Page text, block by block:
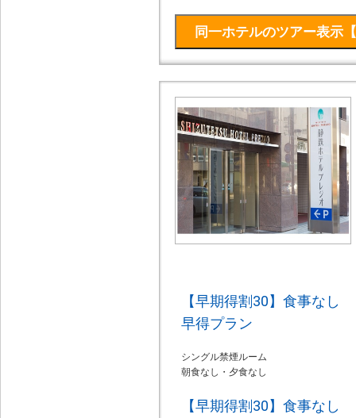
【早期得割30】食事なし
早得プラン
シングル禁煙ルーム
朝食なし・夕食なし
【早期得割30】食事なし